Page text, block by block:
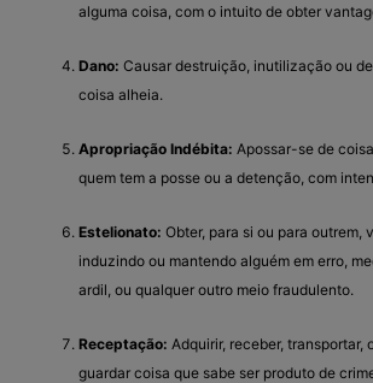
alguma coisa, com o intuito de obter
Dano: Causar destruição, inutilização ou
coisa alheia.
Apropriação Indébita: Apossar-se de
quem tem a posse ou a detenção, com
Estelionato: Obter, para si ou para outrem,
induzindo ou mantendo alguém em erro,
ardil, ou qualquer outro meio fraudulento.
Receptação: Adquirir, receber, transportar,
guardar coisa que sabe ser produto de